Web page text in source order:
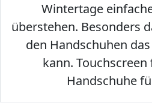
Wintertage
überstehen. Besonders
den Handschuhen
kann.
Handschuhe